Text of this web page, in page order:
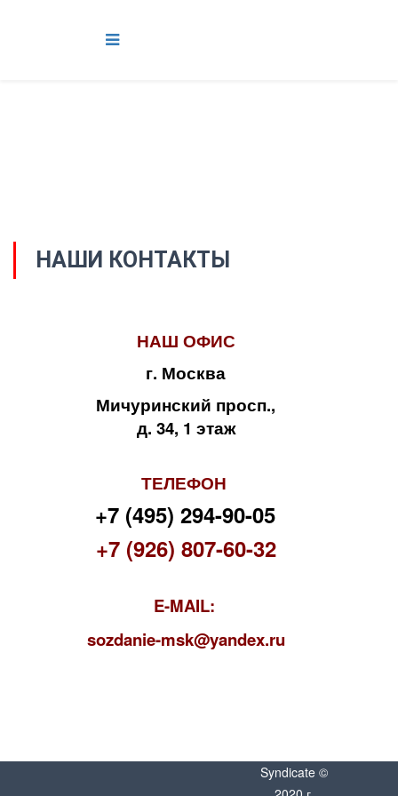
НАШИ КОНТАКТЫ
НАШ ОФИС
г. Москва
Мичуринский просп.,
д. 34, 1 этаж
ТЕЛЕФОН
+7 (495) 294-90-05
+7 (926) 807-60-32
E-MAIL:
sozdanie-msk@yandex.ru
Syndicate ©